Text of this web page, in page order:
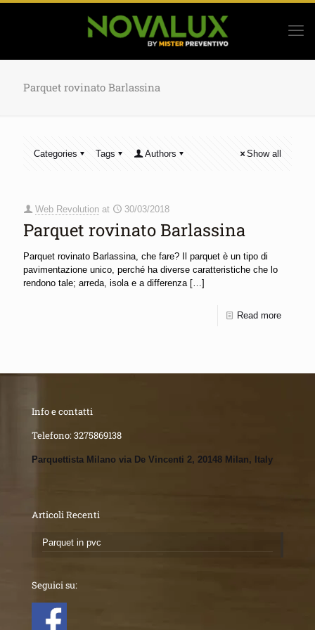
Parquet rovinato Barlassina
Categories Tags Authors Show all
Web Revolution at 30/03/2018
Parquet rovinato Barlassina
Parquet rovinato Barlassina, che fare? Il parquet è un tipo di
pavimentazione unico, perché ha diverse caratteristiche che lo
rendono tale; arreda, isola e a differenza[…]
Read more
Info e contatti
Telefono:3275869138
Parquettista Milano via De Vincenti 2, 20148 Milan, Italy
Articoli Recenti
Parquet in pvc
Seguici su: